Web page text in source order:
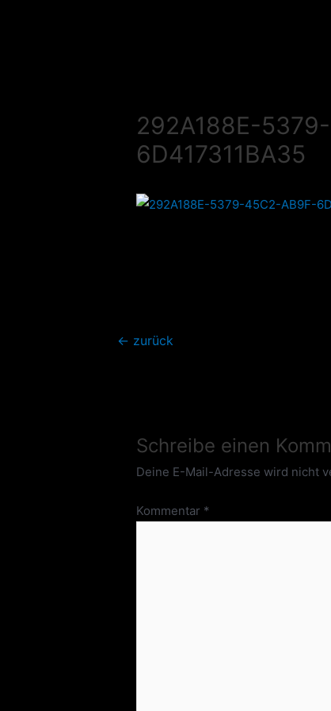
292A188E-
6D417311BA35
Beitragsnavigation
← zurück
Schreibe einen
Deine E-Mail-Adresse wird nicht
Kommentar *